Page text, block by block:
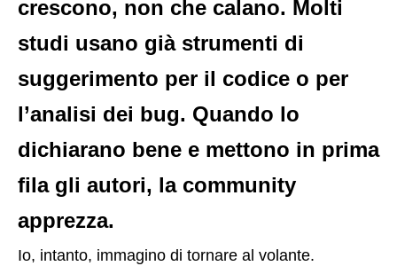
crescono, non che calano. Molti
studi usano già strumenti di
suggerimento per il codice o per
l’analisi dei bug. Quando lo
dichiarano bene e mettono in prima
fila gli autori, la community
apprezza.
Io, intanto, immagino di tornare al volante.